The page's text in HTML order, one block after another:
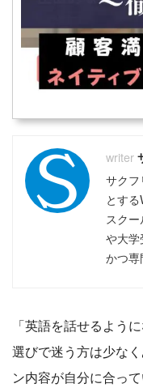
サク
とす
スク
や大
かつ専
「英語を話せるよう
選びで迷う方は少な
ン内容が自分に合っ